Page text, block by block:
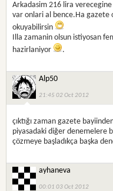
Arkadasim 216 lira
var onlari al bence.Ha gazete
okuyabilirsin
Illa zamanin olsun istiyosan
hazirlaniyor
.
Alp50
21:45 02 Oct 2012
çıktığı zaman gazete
piyasadaki diğer denemelere
çözmeye başladıkça başka
ayhaneva
00:01 03 Oct 2012